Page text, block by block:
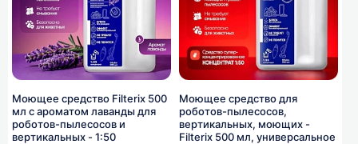
Моющее средство Filterix 500
мл с ароматом лаванды для
роботов-пылесосов и
вертикальных - 1:50
Моющее средство для
роботов-пылесосов,
вертикальных, моющих -
Filterix 500 мл, универсальное